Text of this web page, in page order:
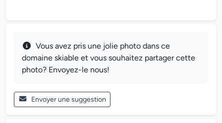
Vous avez pris une jolie photo dans ce
domaine skiable et vous souhaitez partager cette
photo? Envoyez-le nous!
Envoyer une suggestion